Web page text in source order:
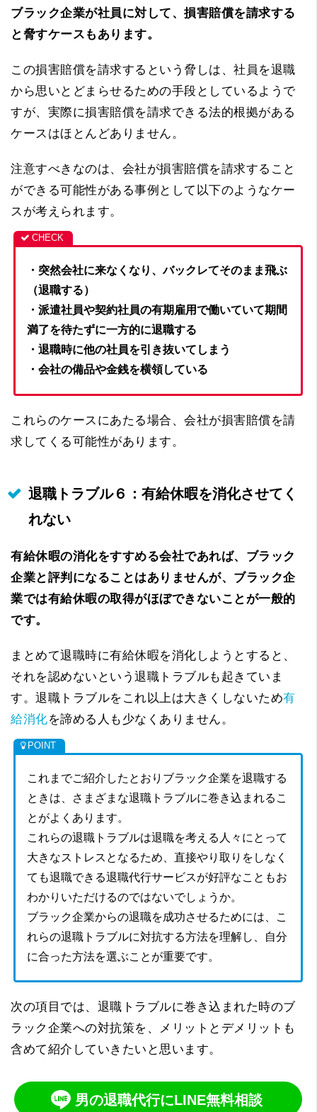
ブラック企業が社員に対して、損害賠償を請求する
と脅すケースもあります。
この損害賠償を請求するという脅しは、社員を退職
から思いとどまらせるための手段としているようで
すが、実際に損害賠償を請求できる法的根拠がある
ケースはほとんどありません。
注意すべきなのは、会社が損害賠償を請求すること
ができる可能性がある事例として以下のようなケー
スが考えられます。
・突然会社に来なくなり、バックレてそのまま飛ぶ
（退職する）
・派遣社員や契約社員の有期雇用で働いていて期間
満了を待たずに一方的に退職する
・退職時に他の社員を引き抜いてしまう
・会社の備品や金銭を横領している
これらのケースにあたる場合、会社が損害賠償を請
求してくる可能性があります。
退職トラブル６：有給休暇を消化させてく
れない
有給休暇の消化をすすめる会社であれば、ブラック
企業と評判になることはありませんが、ブラック企
業では有給休暇の取得がほぼできないことが一般的
です。
まとめて退職時に有給休暇を消化しようとすると、
それを認めないという退職トラブルも起きていま
す。退職トラブルをこれ以上は大きくしないため有
給消化を諦める人も少なくありません。
これまでご紹介したとおりブラック企業を退職する
ときは、さまざまな退職トラブルに巻き込まれるこ
とがよくあります。
これらの退職トラブルは退職を考える人々にとって
大きなストレスとなるため、直接やり取りをしなく
ても退職できる退職代行サービスが好評なこともお
わかりいただけるのではないでしょうか。
ブラック企業からの退職を成功させるためには、こ
れらの退職トラブルに対抗する方法を理解し、自分
に合った方法を選ぶことが重要です。
次の項目では、退職トラブルに巻き込まれた時のブ
ラック企業への対抗策を、メリットとデメリットも
含めて紹介していきたいと思います。
男の退職代行にLINE無料相談